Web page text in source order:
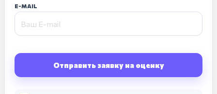
E-MAIL
Отправить заявку на оценку